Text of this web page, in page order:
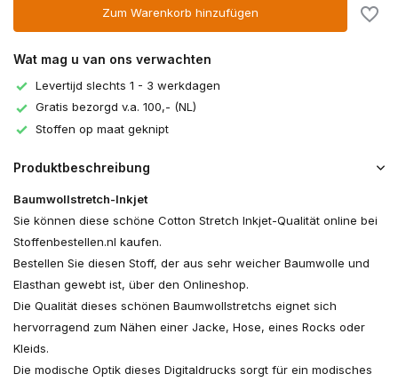
Zum Warenkorb hinzufügen
Wat mag u van ons verwachten
Levertijd slechts 1 - 3 werkdagen
Gratis bezorgd v.a. 100,- (NL)
Stoffen op maat geknipt
Produktbeschreibung
Baumwollstretch-Inkjet
Sie können diese schöne Cotton Stretch Inkjet-Qualität online bei
Stoffenbestellen.nl kaufen.
Bestellen Sie diesen Stoff, der aus sehr weicher Baumwolle und
Elasthan gewebt ist, über den Onlineshop.
Die Qualität dieses schönen Baumwollstretchs eignet sich
hervorragend zum Nähen einer Jacke, Hose, eines Rocks oder
Kleids.
Die modische Optik dieses Digitaldrucks sorgt für ein modisches